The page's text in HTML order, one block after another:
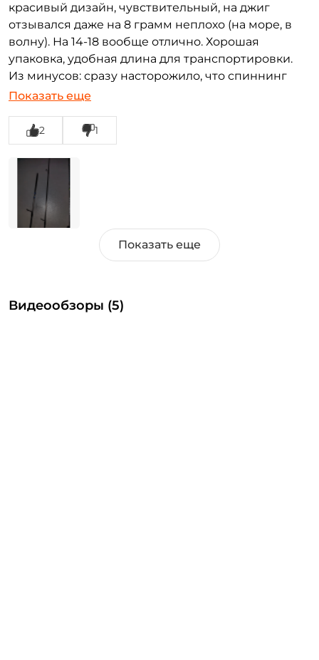
красивый дизайн, чувствительный, на джиг
отзывался даже на 8 грамм неплохо (на море, в
волну). На 14-18 вообще отлично. Хорошая
упаковка, удобная длина для транспортировки.
Из минусов: сразу насторожило, что спиннинг
странно собирается, звенья не до конца
метками примерно 1 см. Подумал, что это
специфика такая. Не стал возвращать. Но при
первой же рыбалке спиннинг сломался на
забросе. Приманка была грамм 10-12. Причем
сломался спиннинг не в месте соединения. Т.е. он
в принципе хлипкий. А общем качество хуже, чем
ноу неймы с Алика.
Легкий, удобный и для перевозки, и
собирается через одно место (до конца звенья не
смыкаются, повернуть звено, чтобы выровнять
Показать еще
2 1
Видеообзоры (5)